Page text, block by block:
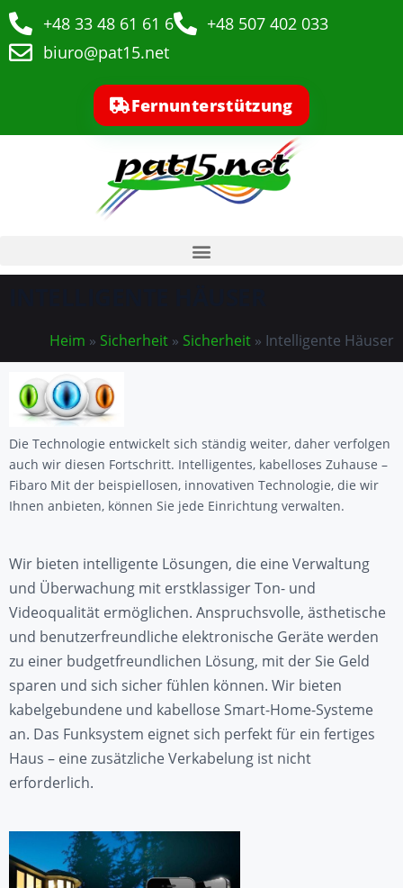
+48 33 48 61 61 6
+48 507 402 033
biuro@pat15.net
Fernunterstützung
Heim » Sicherheit » Sicherheit » Intelligente Häuser
Die Technologie entwickelt sich ständig weiter, daher verfolgen
auch wir diesen Fortschritt. Intelligentes, kabelloses Zuhause –
Fibaro Mit der beispiellosen, innovativen Technologie, die wir
Ihnen anbieten, können Sie jede Einrichtung verwalten.
Wir bieten intelligente Lösungen, die eine Verwaltung
und Überwachung mit erstklassiger Ton- und
Videoqualität ermöglichen. Anspruchsvolle, ästhetische
und benutzerfreundliche elektronische Geräte werden
zu einer budgetfreundlichen Lösung, mit der Sie Geld
sparen und sich sicher fühlen können. Wir bieten
kabelgebundene und kabellose Smart-Home-Systeme
an. Das Funksystem eignet sich perfekt für ein fertiges
Haus – eine zusätzliche Verkabelung ist nicht
erforderlich.